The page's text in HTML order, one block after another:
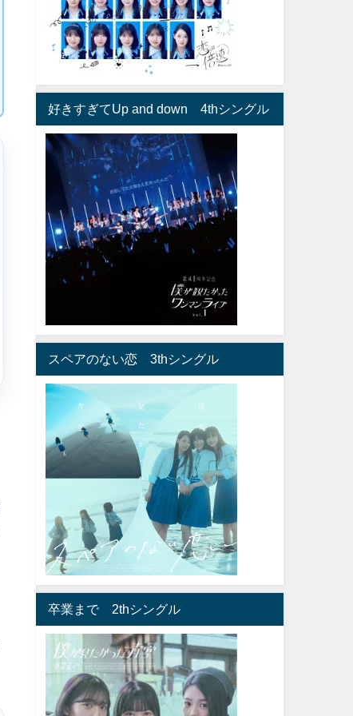
好きすぎてUp and down 4thシングル
スペアのない恋 3thシングル
卒業まで 2thシングル